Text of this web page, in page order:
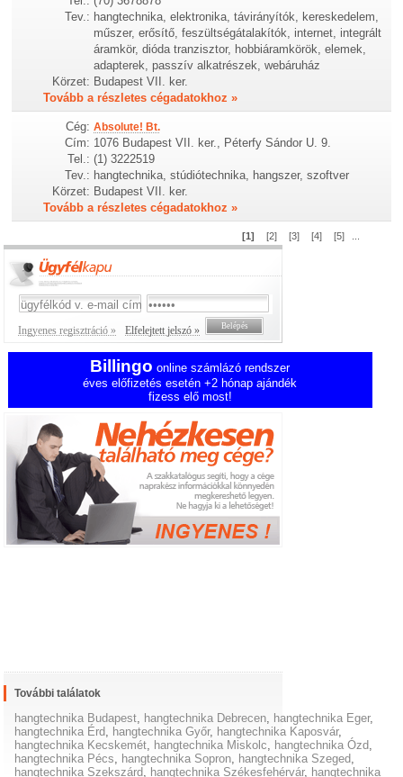
Tev.: hangtechnika, elektronika, távirányítók, kereskedelem,
műszer, erősítő, feszültségátalakítók, internet, integrált
áramkör, dióda tranzisztor, hobbiáramkörök, elemek,
adapterek, passzív alkatrészek, webáruház
Körzet: Budapest VII. ker.
Tovább a részletes cégadatokhoz »
Cég: Absolute! Bt.
Cím: 1076 Budapest VII. ker., Péterfy Sándor U. 9.
Tel.: (1) 3222519
Tev.: hangtechnika, stúdiótechnika, hangszer, szoftver
Körzet: Budapest VII. ker.
Tovább a részletes cégadatokhoz »
[1] [2] [3] [4] [5]
Ingyenes regisztráció » Elfelejtett jelszó »
Billingo online számlázó rendszer
éves előfizetés esetén +2 hónap ajándék
fizess elő most!
További találatok
hangtechnika Budapest, hangtechnika Debrecen, hangtechnika Eger,
hangtechnika Érd, hangtechnika Győr, hangtechnika Kaposvár,
hangtechnika Kecskemét, hangtechnika Miskolc, hangtechnika Ózd,
hangtechnika Pécs, hangtechnika Sopron, hangtechnika Szeged,
hangtechnika Szekszárd, hangtechnika Székesfehérvár, hangtechnika